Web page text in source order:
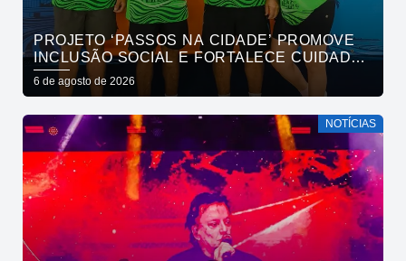
PROJETO ‘PASSOS NA CIDADE’ PROMOVE
INCLUSÃO SOCIAL E FORTALECE CUIDADO
EM SAÚDE MENTAL POR MEIO DA CORRIDA
6 de agosto de 2026
NOTÍCIAS